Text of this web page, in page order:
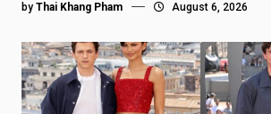
by Thai Khang Pham August 6, 2026